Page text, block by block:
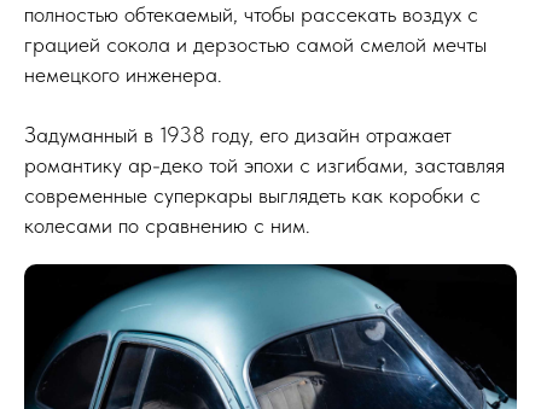
полностью обтекаемый, чтобы рассекать воздух с
грацией сокола и дерзостью самой смелой мечты
немецкого инженера.
Задуманный в 1938 году, его дизайн отражает
романтику ар-деко той эпохи с изгибами, заставляя
современные суперкары выглядеть как коробки с
колесами по сравнению с ним.